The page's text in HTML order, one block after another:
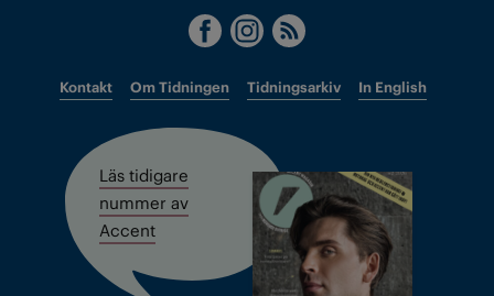
Kontakt Om Tidningen Tidningsarkiv In English
Läs tidigare
nummer av
Accent